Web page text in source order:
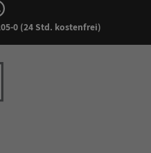
0(24 Std. kostenfrei)